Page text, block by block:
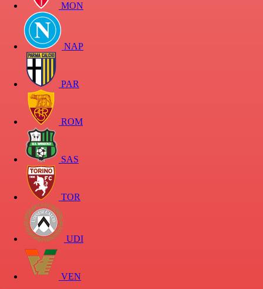
MON
NAP
PAR
ROM
SAS
TOR
UDI
VEN